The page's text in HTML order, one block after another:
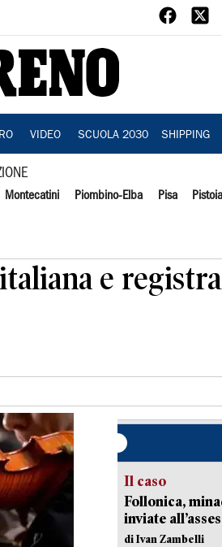
VIDEO SCUOLA 2030 SHIPPING
Montecatini Piombino-Elba Pisa Pistoia
e
Il caso
Follonica,
inviate
di Ivan Zambelli